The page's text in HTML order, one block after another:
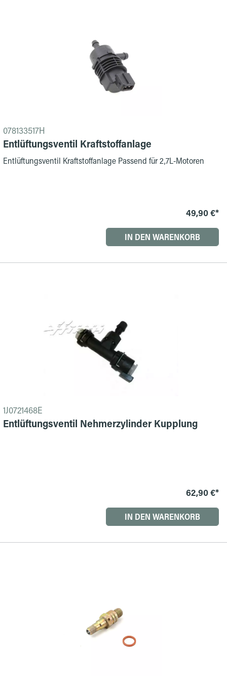
078133517H
Entlüftungsventil Kraftstoffanlage
Entlüftungsventil Kraftstoffanlage Passend für 2,7L-Motoren
49,90 €*
IN DEN WARENKORB
1J0721468E
Entlüftungsventil Nehmerzylinder Kupplung
62,90 €*
IN DEN WARENKORB